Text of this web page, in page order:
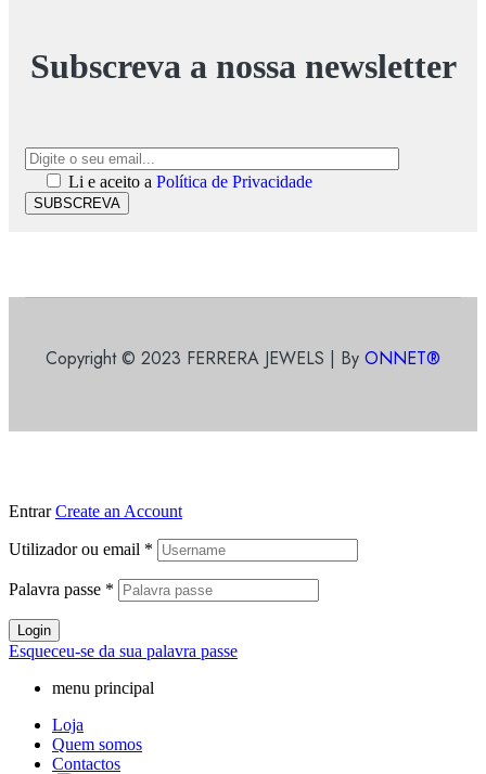
Subscreva a nossa newsletter
Li e aceito a Política de Privacidade
SUBSCREVA
Copyright © 2023 FERRERA JEWELS | By ONNET®
Entrar Create an Account
Utilizador ou email *
Palavra passe *
Login
Esqueceu-se da sua palavra passe
menu principal
Loja
Quem somos
Contactos